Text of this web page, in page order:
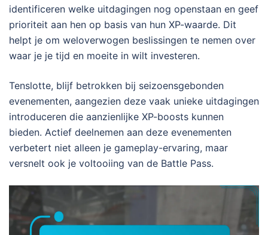
identificeren welke uitdagingen nog openstaan en geef
prioriteit aan hen op basis van hun XP-waarde. Dit
helpt je om weloverwogen beslissingen te nemen over
waar je je tijd en moeite in wilt investeren.
Tenslotte, blijf betrokken bij seizoensgebonden
evenementen, aangezien deze vaak unieke uitdagingen
introduceren die aanzienlijke XP-boosts kunnen
bieden. Actief deelnemen aan deze evenementen
verbetert niet alleen je gameplay-ervaring, maar
versnelt ook je voltooiing van de Battle Pass.